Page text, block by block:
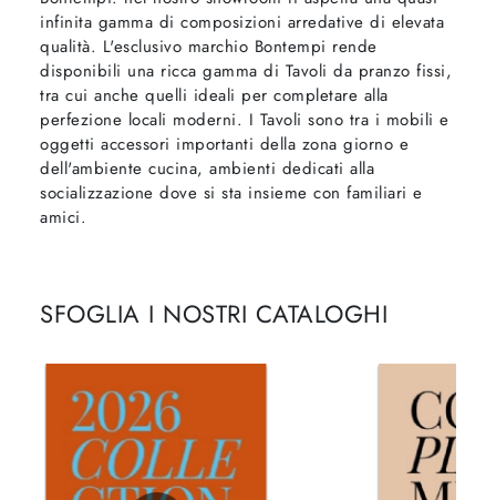
infinita gamma di composizioni arredative di elevata
qualità. L'esclusivo marchio Bontempi rende
disponibili una ricca gamma di Tavoli da pranzo fissi,
tra cui anche quelli ideali per completare alla
perfezione locali moderni. I Tavoli sono tra i mobili e
oggetti accessori importanti della zona giorno e
dell'ambiente cucina, ambienti dedicati alla
socializzazione dove si sta insieme con familiari e
amici.
SFOGLIA I NOSTRI CATALOGHI